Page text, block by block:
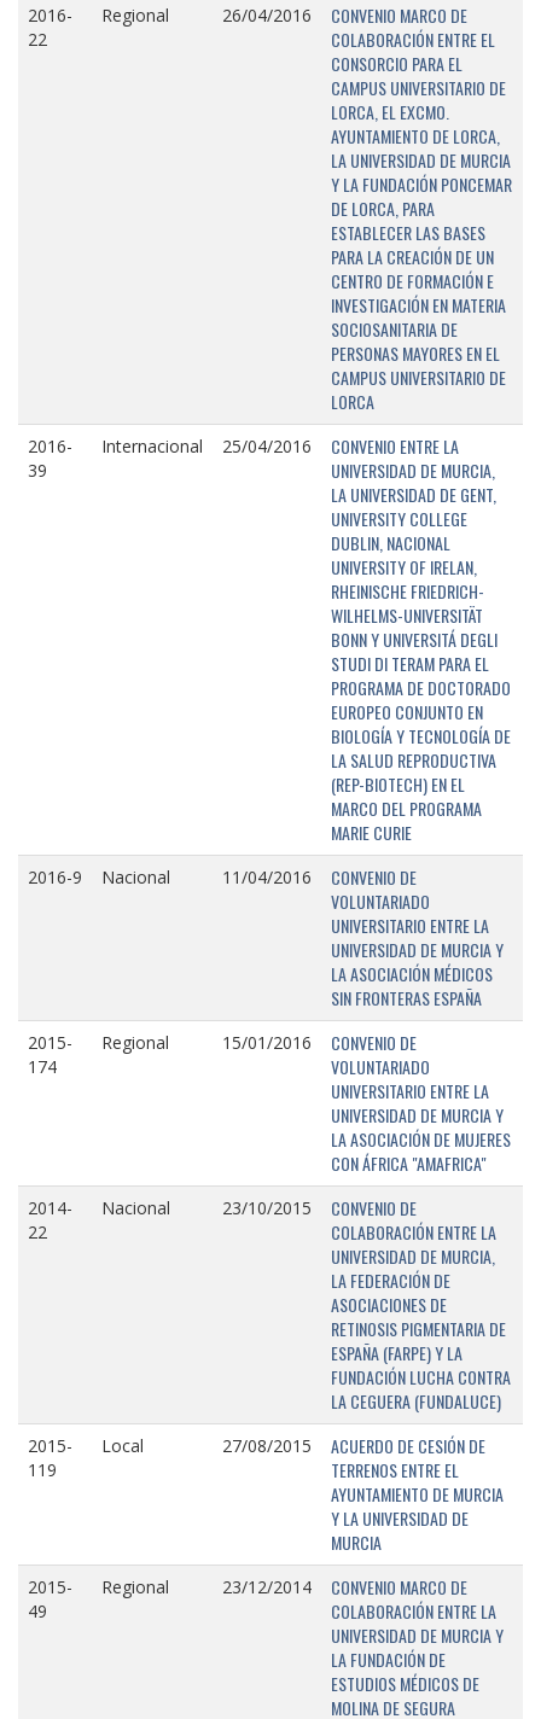
2016-
22
Regional 26/04/2016
CONVENIO MARCO DE
COLABORACIÓN ENTRE EL
CONSORCIO PARA EL
CAMPUS UNIVERSITARIO DE
LORCA, EL EXCMO.
AYUNTAMIENTO DE LORCA,
LA UNIVERSIDAD DE MURCIA
Y LA FUNDACIÓN PONCEMAR
DE LORCA, PARA
ESTABLECER LAS BASES
PARA LA CREACIÓN DE UN
CENTRO DE FORMACIÓN E
INVESTIGACIÓN EN MATERIA
SOCIOSANITARIA DE
PERSONAS MAYORES EN EL
CAMPUS UNIVERSITARIO DE
LORCA
2016-
39
Internacional 25/04/2016
CONVENIO ENTRE LA
UNIVERSIDAD DE MURCIA,
LA UNIVERSIDAD DE GENT,
UNIVERSITY COLLEGE
DUBLIN, NACIONAL
UNIVERSITY OF IRELAN,
RHEINISCHE FRIEDRICH-
WILHELMS-UNIVERSITÄT
BONN Y UNIVERSITÁ DEGLI
STUDI DI TERAM PARA EL
PROGRAMA DE DOCTORADO
EUROPEO CONJUNTO EN
BIOLOGÍA Y TECNOLOGÍA DE
LA SALUD REPRODUCTIVA
(REP-BIOTECH) EN EL
MARCO DEL PROGRAMA
MARIE CURIE
2016-9 Nacional 11/04/2016
CONVENIO DE
VOLUNTARIADO
UNIVERSITARIO ENTRE LA
UNIVERSIDAD DE MURCIA Y
LA ASOCIACIÓN MÉDICOS
SIN FRONTERAS ESPAÑA
2015-
174
Regional 15/01/2016
CONVENIO DE
VOLUNTARIADO
UNIVERSITARIO ENTRE LA
UNIVERSIDAD DE MURCIA Y
LA ASOCIACIÓN DE MUJERES
CON ÁFRICA "AMAFRICA"
2014-
22
Nacional 23/10/2015
CONVENIO DE
COLABORACIÓN ENTRE LA
UNIVERSIDAD DE MURCIA,
LA FEDERACIÓN DE
ASOCIACIONES DE
RETINOSIS PIGMENTARIA DE
ESPAÑA (FARPE) Y LA
FUNDACIÓN LUCHA CONTRA
LA CEGUERA (FUNDALUCE)
2015-
119
Local 27/08/2015
ACUERDO DE CESIÓN DE
TERRENOS ENTRE EL
AYUNTAMIENTO DE MURCIA
Y LA UNIVERSIDAD DE
MURCIA
2015-
49
Regional 23/12/2014
CONVENIO MARCO DE
COLABORACIÓN ENTRE LA
UNIVERSIDAD DE MURCIA Y
LA FUNDACIÓN DE
ESTUDIOS MÉDICOS DE
MOLINA DE SEGURA